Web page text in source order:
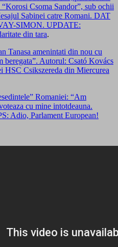
Csoma Sandor”, sub ochii
Sabinei catre Romani. DAT
SIMON. UPDATE:
din tara.
Tanasa amenintati din nou cu
beregata”. Autorul: Csató Kovács
HSC Csikszereda din Miercurea
Romaniei: “Am
cu mine intotdeauna.
Adio, Parlament European!